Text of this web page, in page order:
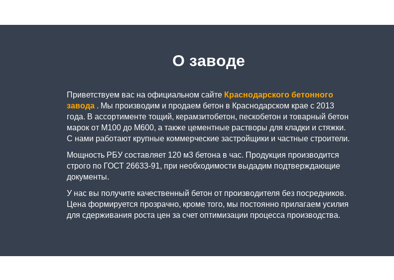
О заводе
Приветствуем вас на официальном сайте Краснодарского бетонного
завода . Мы производим и продаем бетон в Краснодарском крае с 2013
года. В ассортименте тощий, керамзитобетон, пескобетон и товарный бетон
марок от М100 до М600, а также цементные растворы для кладки и стяжки.
С нами работают крупные коммерческие застройщики и частные строители.
Мощность РБУ составляет 120 м3 бетона в час. Продукция производится
строго по ГОСТ 26633-91, при необходимости выдадим подтверждающие
документы.
У нас вы получите качественный бетон от производителя без посредников.
Цена формируется прозрачно, кроме того, мы постоянно прилагаем усилия
для сдерживания роста цен за счет оптимизации процесса производства.